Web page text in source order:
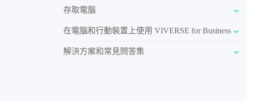
存取電腦
在電腦和行動裝置上使用 VIVERSE for Business
解決方案和常見問答集